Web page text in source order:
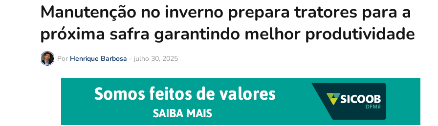
Manutenção no inverno prepara tratores para a
próxima safra garantindo melhor produtividade
Por Henrique Barbosa - julho 30, 2025